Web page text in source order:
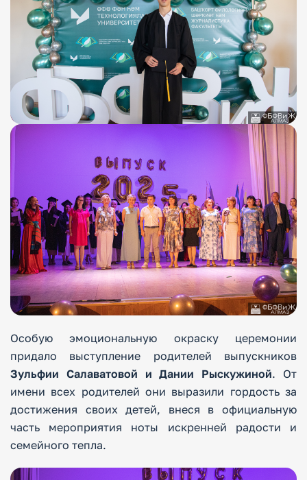
Особую эмоциональную окраску церемонии
придало выступление родителей выпускников
Зульфии Салаватовой и Дании Рыскужиной. От
имени всех родителей они выразили гордость за
достижения своих детей, внеся в официальную
часть мероприятия ноты искренней радости и
семейного тепла.